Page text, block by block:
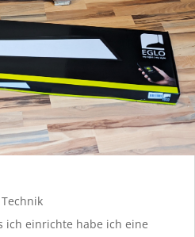
Technik
ich einrichte habe ich eine